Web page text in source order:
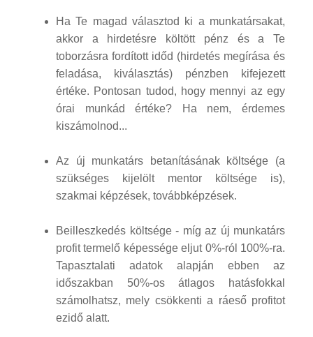
Ha Te magad választod ki a munkatársakat,
akkor a hirdetésre költött pénz és a Te
toborzásra fordított időd (hirdetés megírása és
feladása, kiválasztás) pénzben kifejezett
értéke. Pontosan tudod, hogy mennyi az egy
órai munkád értéke? Ha nem, érdemes
kiszámolnod...
Az új munkatárs betanításának költsége (a
szükséges kijelölt mentor költsége is),
szakmai képzések, továbbképzések.
Beilleszkedés költsége - míg az új munkatárs
profit termelő képessége eljut 0%-ról 100%-ra.
Tapasztalati adatok alapján ebben az
időszakban 50%-os átlagos hatásfokkal
számolhatsz, mely csökkenti a ráeső profitot
ezidő alatt.